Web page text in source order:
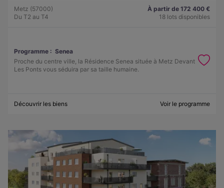
Metz (57000)
Du T2 au T4
À partir de 172 400 €
18 lots disponibles
Programme : Senea
Proche du centre ville, la Résidence Senea située à Metz Devant
Les Ponts vous séduira par sa taille humaine.
Découvrir les biens Voir le programme